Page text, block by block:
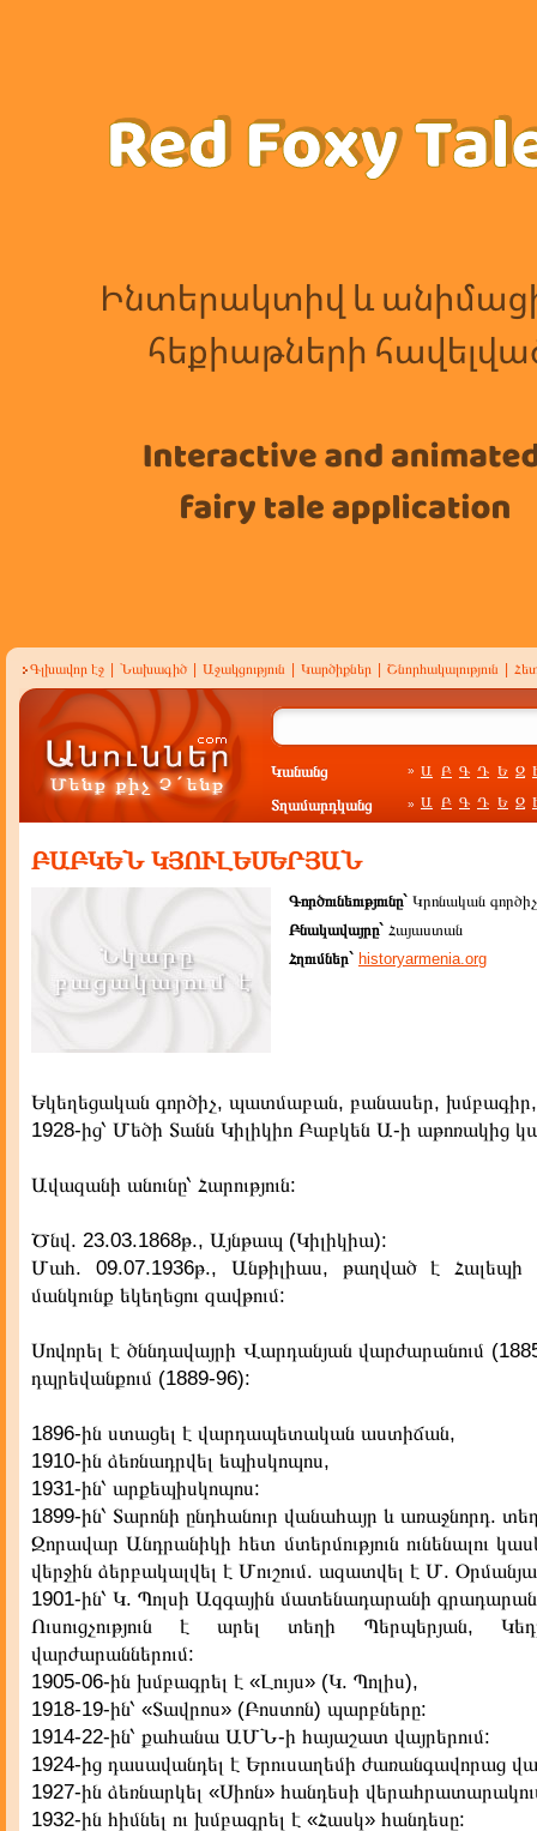
Գլխավոր էջ Նախագիծ Աջակցություն Կարծիքներ Շնորհակալություն
Կանանց » Ա Բ Գ Դ Ե Զ
Տղամարդկանց » Ա Բ Գ Դ Ե Զ
ԲԱԲԿԵՆ ԿՅՈՒԼԵՍԵՐՅԱՆ
Գործունեությունը` Կրոնական գործիչ
Բնակավայրը` Հայաստան
Հղումներ` historyarmenia.org
Եկեղեցական գործիչ, պատմաբան, բանասեր, խմբագիր,
1928-ից՝ Մեծի Տանն Կիլիկիո Բաբկեն Ա-ի աթոռակից
Ավազանի անունը՝ Հարություն:
Ծնվ. 23.03.1868թ., Այնթապ (Կիլիկիա):
Մահ. 09.07.1936թ., Անթիլիաս, թաղված է Հալեպի
մանկունք եկեղեցու զավթում:
Սովորել է ծննդավայրի Վարդանյան վարժարանում
դպրեվանքում (1889-96):
1896-ին ստացել է վարդապետական աստիճան,
1910-ին ձեռնադրվել եպիսկոպոս,
1931-ին՝ արքեպիսկոպոս:
1899-ին՝ Տարոնի ընդհանուր վանահայր և առաջնորդ.
Զորավար Անդրանիկի հետ մտերմություն ունենալու
վերջին ձերբակալվել է Մուշում. ազատվել է Մ.
1901-ին՝ Կ. Պոլսի Ազգային մատենադարանի
Ուսուցչություն է արել տեղի Պերպերյան,
վարժարաններում:
1905-06-ին խմբագրել է «Լույս» (Կ. Պոլիս),
1918-19-ին՝ «Տավրոս» (Բոստոն) պարբները:
1914-22-ին՝ քահանա ԱՄՆ-ի հայաշատ վայրերում:
1924-ից դասավանդել է Երուսաղեմի ժառանգավորաց
1927-ին ձեռնարկել «Սիոն» հանդեսի
1932-ին հիմնել ու խմբագրել է «Հասկ» հանդեսը: